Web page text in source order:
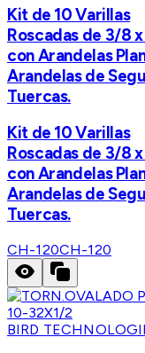
Kit de 10 Varillas
Roscadas de 3/8 x
con Arandelas
Arandelas de
Tuercas.
Kit de 10 Varillas
Roscadas de 3/8 x
con Arandelas
Arandelas de
Tuercas.
CH-120CH-120
BIRD